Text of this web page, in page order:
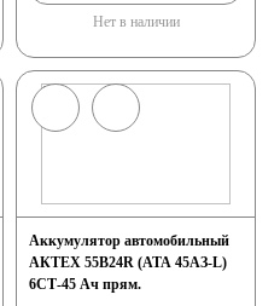
Нет в наличии
Аккумулятор автомобильный
АКТЕХ 55B24R (АТА 45АЗ-L)
6СТ-45 Ач прям.